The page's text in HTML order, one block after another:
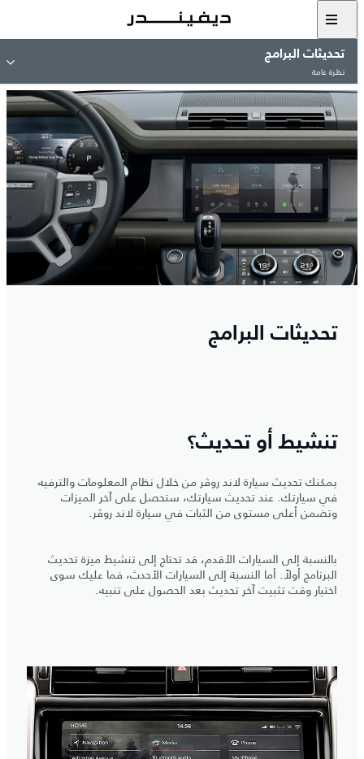
تحديثات البرامج
نظرة عامة
تحديثات البرامج
تنشيط أو تحديث؟
يمكنك تحديث سيارة لاند روڤر من خلال نظام المعلومات والترفيه
في سيارتك. عند تحديث سيارتك، ستحصل على آخر الميزات
وتضمن أعلى مستوى من الثبات في سيارة لاند روڤر.
بالنسبة إلى السيارات الأقدم، قد تحتاج إلى تنشيط ميزة تحديث
البرنامج أولاً. أما النسبة إلى السيارات الأحدث، فما عليك سوى
اختيار وقت تثبيت آخر تحديث بعد الحصول على تنبيه.